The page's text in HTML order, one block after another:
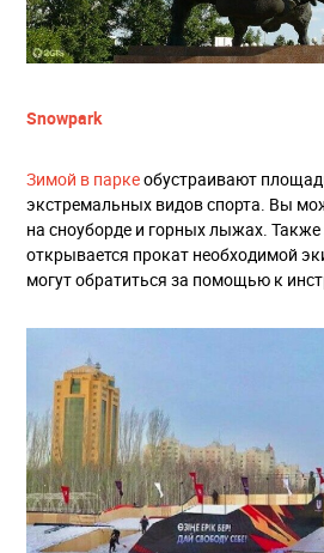
Snowpark
Зимой в паркеобустраивают
экстремальных видов спорта. Вы
на сноуборде и горных лыжах.
открывается прокат необходимой
могут обратиться за помощью к